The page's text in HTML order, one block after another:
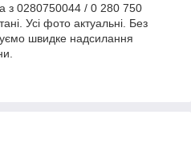
з 0280750044 / 0 280 750
Усі фото актуальні. Без
швидке надсилання